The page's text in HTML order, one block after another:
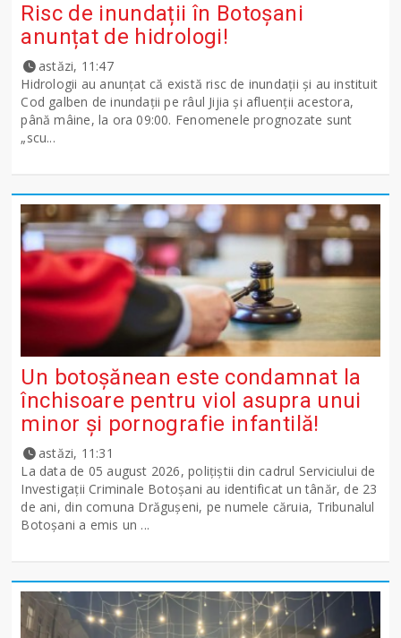
Risc de inundații în Botoșani
anunțat de hidrologi!
astăzi, 11:47
Hidrologii au anunțat că există risc de inundații și au instituit
Cod galben de inundații pe râul Jijia și afluenții acestora,
până mâine, la ora 09:00. Fenomenele prognozate sunt
„scu...
Un botoșănean este condamnat la
închisoare pentru viol asupra unui
minor și pornografie infantilă!
astăzi, 11:31
La data de 05 august 2026, polițiștii din cadrul Serviciului de
Investigații Criminale Botoșani au identificat un tânăr, de 23
de ani, din comuna Drăgușeni, pe numele căruia, Tribunalul
Botoșani a emis un ...